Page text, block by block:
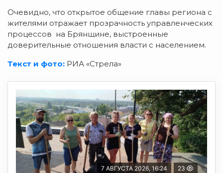
Очевидно, что открытое общение главы региона с
жителями отражает прозрачность управленческих
процессов на Брянщине, выстроенные
доверительные отношения власти с населением.
Текст и фото: РИА «Стрела»
7 АВГУСТА 2026, 16:24 23